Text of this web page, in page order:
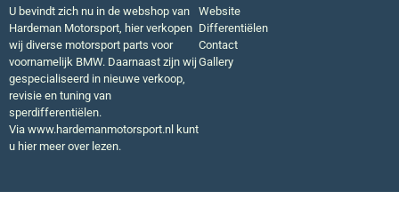
U bevindt zich nu in de webshop van
Hardeman Motorsport, hier verkopen
wij diverse motorsport parts voor
voornamelijk BMW. Daarnaast zijn wij
gespecialiseerd in nieuwe verkoop,
revisie en tuning van
sperdifferentiëlen.
Via www.hardemanmotorsport.nl kunt
u hier meer over lezen.
Website
Differentiëlen
Contact
Gallery